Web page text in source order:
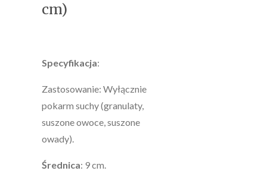
cm)
Specyfikacja:
Zastosowanie: Wyłącznie
pokarm suchy (granulaty,
suszone owoce, suszone
owady).
Średnica: 9 cm.